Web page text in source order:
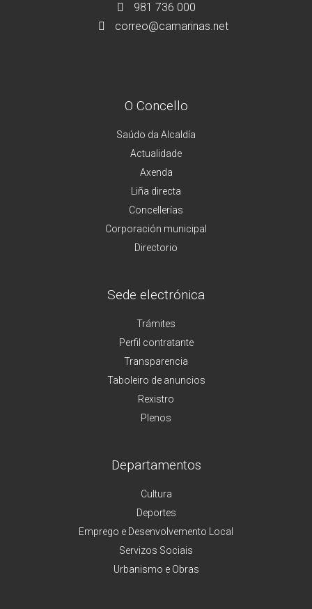
981 736 000
correo@camarinas.net
O Concello
Saúdo da Alcaldía
Actualidade
Axenda
Liña directa
Concellerías
Corporación municipal
Directorio
Sede electrónica
Trámites
Perfil contratante
Transparencia
Taboleiro de anuncios
Rexistro
Plenos
Departamentos
Cultura
Deportes
Emprego e Desenvolvemento Local
Servizos Sociais
Urbanismo e Obras